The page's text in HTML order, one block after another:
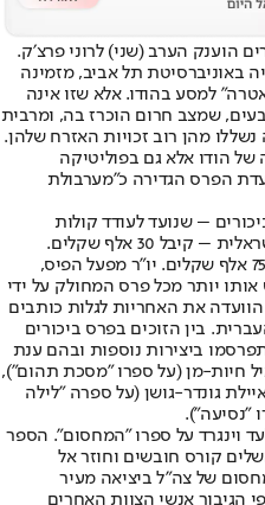
הוענק הערב (שני) לרוני פרצ׳ק.
באוניברסיטת תל אביב, מזמינה
למסע בהודו. אלא שזו אינה
שמצב חרום הוכרז בה, ומרבית
מהן רוב זכויות האזרח שלהן.
הודו אלא גם בפוליטיקה
הפרס הגדירה כ״מערבולת
– שנועד לעודד קולות
חדשים ומבטיחים בזירת הפרוזה הישראלית – קיבל 30 אלף שקלים.
הפרס הראשון עומד השנה על סך של 75 אלף שקלים. יו״ר מפעל הפיס,
יותר מכל פרס המחולק על ידי
את האחריות לגלות כותבים
בין הזוכים בפרס ביכורים
ביצירות נוספות ובהם ענת
חיות-מן (על ספרו ״מסכת תהום״),
גונדר-גושן (על ספרה ״לילה
״נסיעה״).
וינגרד על ספרו ״המחסום״. הספר
חיל שהשלים קורס חובשים וחוזר אל
של צה״ל ביציאה מעיר
הגיבור אנשי הצוות האחרים